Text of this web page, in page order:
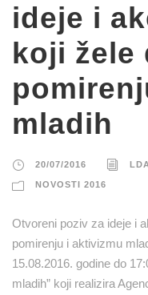
ideje i
koji žele
mladih
20/07/2016
NOVOSTI 2016
Otvoreni poziv za ideje i
pomirenju i aktivizmu
15.08.2016. godine do
mladih” koji realizira